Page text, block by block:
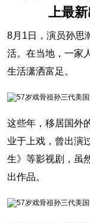
上最新
8月1日，演员孙思
活。在当地，一家
生活潇洒富足。
这些年，移居国外
业于上戏，曾出演
生》等影视剧，虽
出作品。